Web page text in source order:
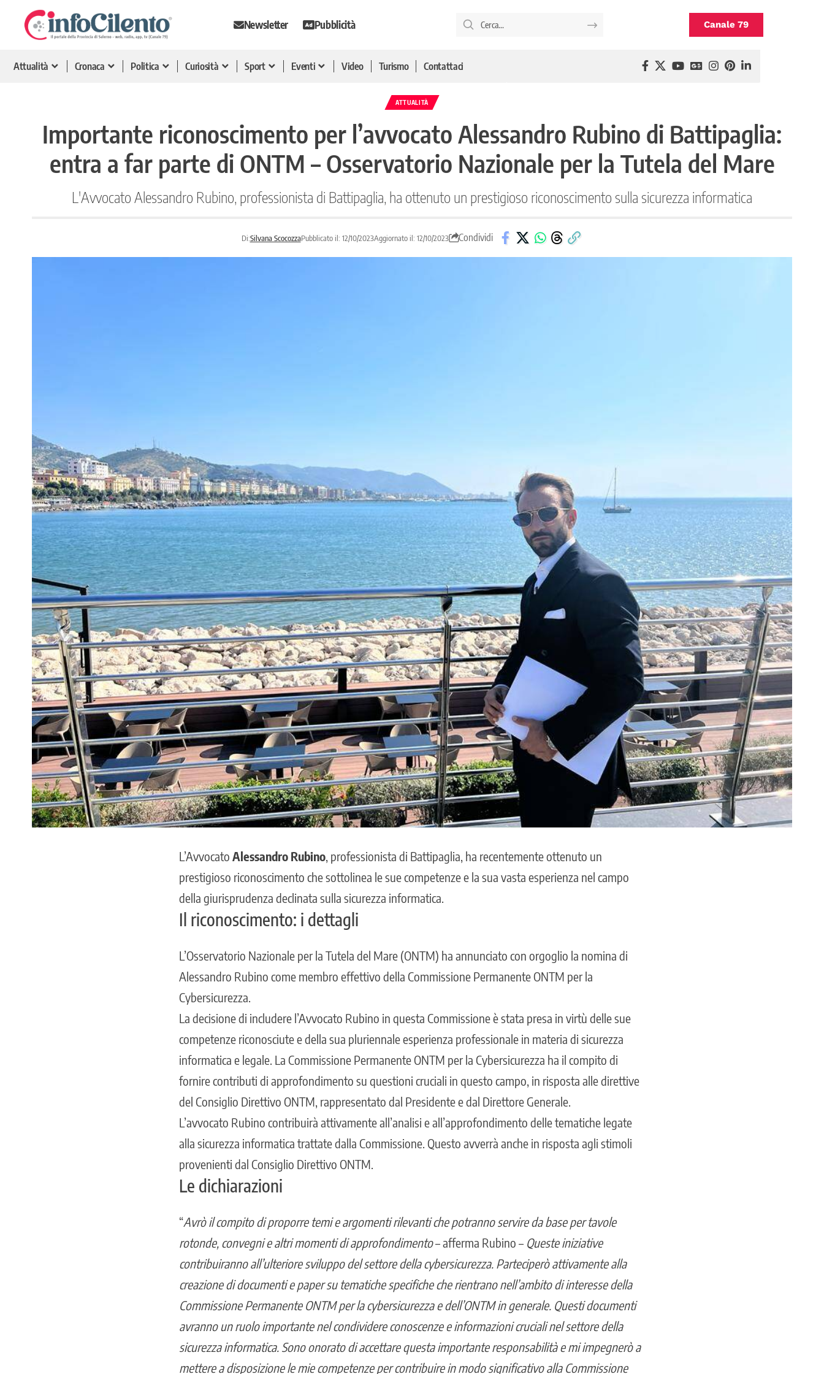
Newsletter Pubblicità Canale 79
Attualità Cronaca Politica Curiosità Sport Eventi Video Turismo Contattaci
ATTUALITÀ
Importante riconoscimento per l’avvocato Alessandro Rubino di Battipaglia:
entra a far parte di ONTM – Osservatorio Nazionale per la Tutela del Mare
L'Avvocato Alessandro Rubino, professionista di Battipaglia, ha ottenuto un prestigioso riconoscimento sulla sicurezza informatica
Di:Silvana ScocozzaPubblicato il: 12/10/2023Aggiornato il: 12/10/2023 Condividi
L’Avvocato Alessandro Rubino , professionista di Battipaglia , ha recentemente ottenuto un
prestigioso riconoscimento che sottolinea le sue competenze e la sua vasta esperienza nel campo
della giurisprudenza declinata sulla sicurezza informatica.
Il riconoscimento: i dettagli
L’Osservatorio Nazionale per la Tutela del Mare (ONTM) ha annunciato con orgoglio la nomina di
Alessandro Rubino come membro effettivo della Commissione Permanente ONTM per la
Cybersicurezza.
La decisione di includere l’Avvocato Rubino in questa Commissione è stata presa in virtù delle sue
competenze riconosciute e della sua pluriennale esperienza professionale in materia di sicurezza
informatica e legale. La Commissione Permanente ONTM per la Cybersicurezza ha il compito di
fornire contributi di approfondimento su questioni cruciali in questo campo, in risposta alle direttive
del Consiglio Direttivo ONTM, rappresentato dal Presidente e dal Direttore Generale.
L’avvocato Rubino contribuirà attivamente all’analisi e all’approfondimento delle tematiche legate
alla sicurezza informatica trattate dalla Commissione. Questo avverrà anche in risposta agli stimoli
provenienti dal Consiglio Direttivo ONTM.
Le dichiarazioni
“Avrò il compito di proporre temi e argomenti rilevanti che potranno servire da base per tavole
rotonde, convegni e altri momenti di approfondimento– afferma Rubino – Queste iniziative
contribuiranno all’ulteriore sviluppo del settore della cybersicurezza. Parteciperò attivamente alla
creazione di documenti e paper su tematiche specifiche che rientrano nell’ambito di interesse della
Commissione Permanente ONTM per la cybersicurezza e dell’ONTM in generale. Questi documenti
avranno un ruolo importante nel condividere conoscenze e informazioni cruciali nel settore della
sicurezza informatica. Sono onorato di accettare questa importante responsabilità e mi impegnerò a
mettere a disposizione le mie competenze per contribuire in modo significativo alla Commissione